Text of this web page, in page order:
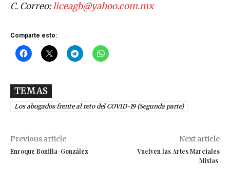
C. Correo:liceagb@yahoo.com.mx
Comparte esto:
TEMAS
Los abogados frente al reto del COVID-19 (Segunda parte)
Previous article
Enroque Bonilla-González
Next article
Vuelven las Artes Marciales
Mixtas